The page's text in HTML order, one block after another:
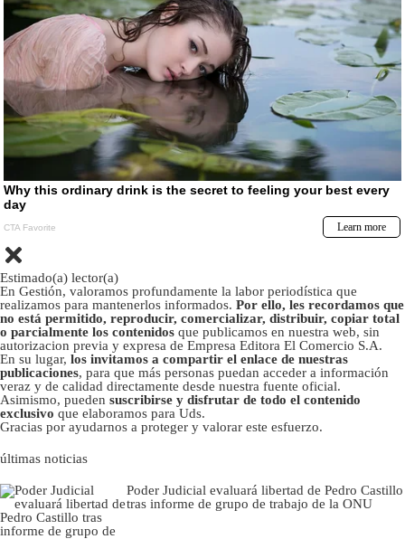
Estimado(a) lector(a)
En Gestión, valoramos profundamente la labor periodística que
realizamos para mantenerlos informados. Por ello, les recordamos que
no está permitido, reproducir, comercializar, distribuir, copiar total
o parcialmente los contenidos que publicamos en nuestra web, sin
autorizacion previa y expresa de Empresa Editora El Comercio S.A.
En su lugar, los invitamos a compartir el enlace de nuestras
publicaciones, para que más personas puedan acceder a información
veraz y de calidad directamente desde nuestra fuente oficial.
Asimismo, pueden suscribirse y disfrutar de todo el contenido
exclusivo que elaboramos para Uds.
Gracias por ayudarnos a proteger y valorar este esfuerzo.
últimas noticias
Poder Judicial evaluará libertad de Pedro Castillo
tras informe de grupo de trabajo de la ONU